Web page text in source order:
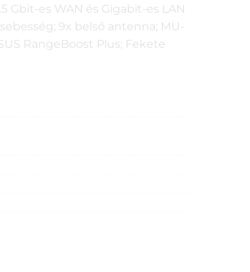
Gbit-es WAN és Gigabit-es LAN
9x belső antenna; MU-
RangeBoost Plus; Fekete